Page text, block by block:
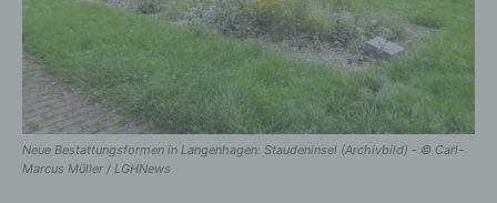
Neue Bestattungsformen in Langenhagen: Staudeninsel (Archivbild) - © Carl-
Marcus Müller / LGHNews